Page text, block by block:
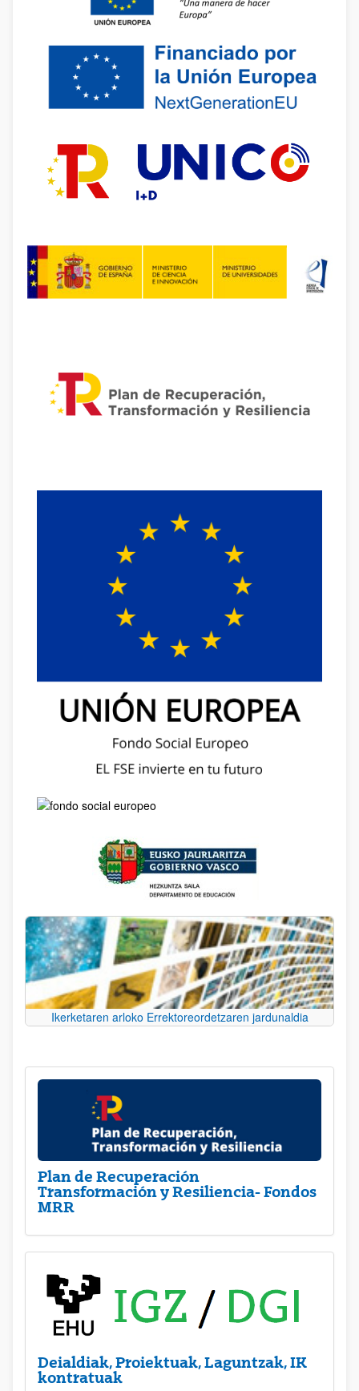
Ikerketaren arloko Errektoreordetzaren jardunaldia
Plan de Recuperación
Transformación y Resiliencia- Fondos
MRR
Deialdiak, Proiektuak, Laguntzak, IK
kontratuak